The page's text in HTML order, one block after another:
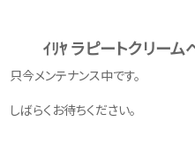
ｲﾘﾔ ラピートクリー
只今メンテナンス中です。
しばらくお待ちください。